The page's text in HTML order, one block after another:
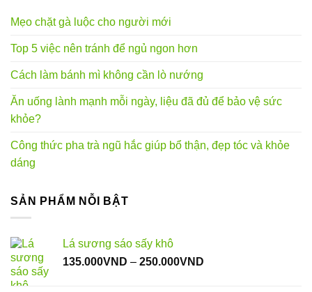
Mẹo chặt gà luộc cho người mới
Top 5 việc nên tránh để ngủ ngon hơn
Cách làm bánh mì không cần lò nướng
Ăn uống lành mạnh mỗi ngày, liệu đã đủ để bảo vệ sức
khỏe?
Công thức pha trà ngũ hắc giúp bổ thận, đẹp tóc và khỏe
dáng
SẢN PHẨM NỖI BẬT
Lá sương sáo sấy khô
135.000VND – 250.000VND